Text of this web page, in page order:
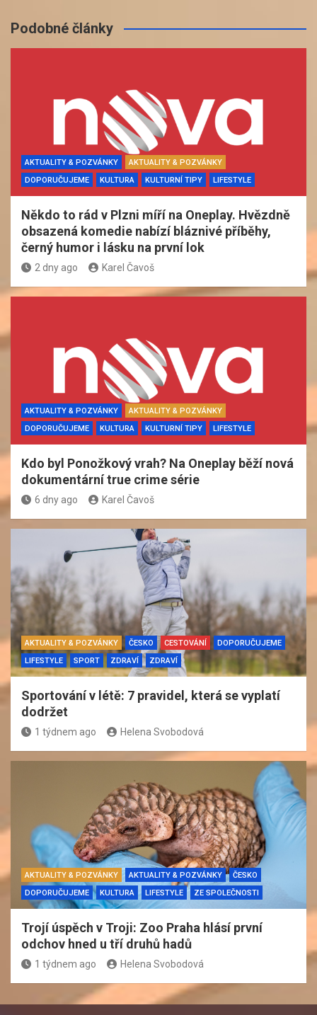
Podobné články
AKTUALITY & POZVÁNKY
AKTUALITY & POZVÁNKY
DOPORUČUJEME
KULTURA KULTURNÍ TIPY LIFESTYLE
Někdo to rád v Plzni míří na Oneplay. Hvězdně
obsazená komedie nabízí bláznivé příběhy,
černý humor i lásku na první lok
2 dny ago Karel Čavoš
AKTUALITY & POZVÁNKY
AKTUALITY & POZVÁNKY
DOPORUČUJEME
KULTURA KULTURNÍ TIPY LIFESTYLE
Kdo byl Ponožkový vrah? Na Oneplay běží nová
dokumentární true crime série
6 dny ago Karel Čavoš
AKTUALITY & POZVÁNKY ČESKO CESTOVÁNÍ
DOPORUČUJEME
LIFESTYLE
SPORT ZDRAVÍ ZDRAVÍ
Sportování v létě: 7 pravidel, která se vyplatí
dodržet
1 týdnem ago Helena Svobodová
AKTUALITY & POZVÁNKY AKTUALITY & POZVÁNKY
ČESKO
DOPORUČUJEME
KULTURA LIFESTYLE ZE SPOLEČNOSTI
Trojí úspěch v Troji: Zoo Praha hlásí první
odchov hned u tří druhů hadů
1 týdnem ago Helena Svobodová